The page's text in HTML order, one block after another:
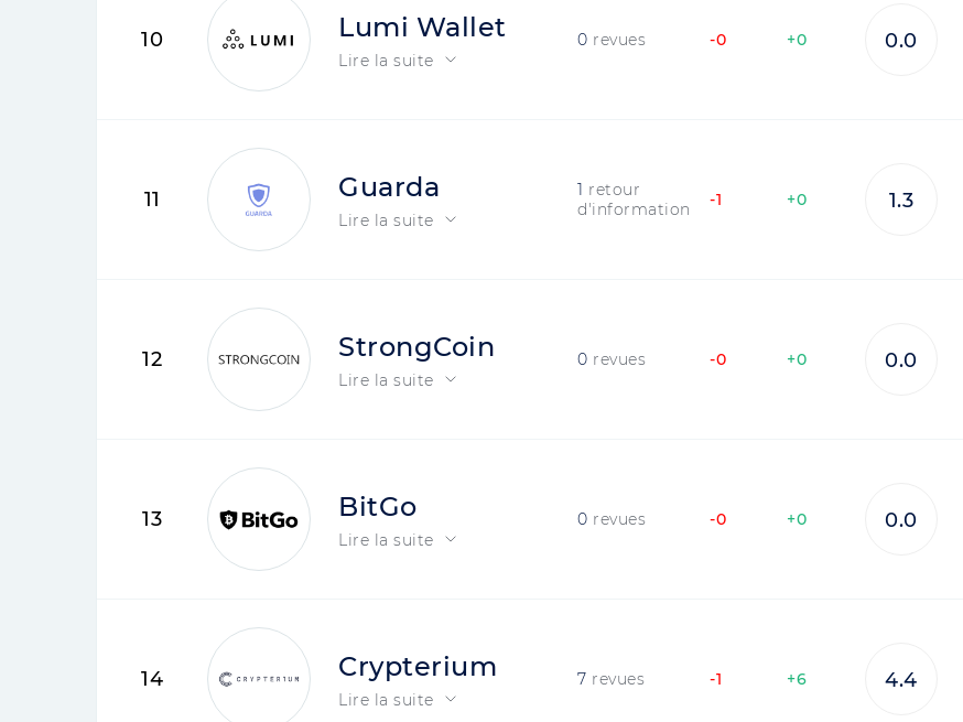
10 Lumi Wallet
Lire la suite
0 revues -0 +0 0.0
11 Guarda
Lire la suite
1 retour
d'information
-1 +0 1.3
12 StrongCoin
Lire la suite
0 revues -0 +0 0.0
13 BitGo
Lire la suite
0 revues -0 +0 0.0
14 Crypterium
Lire la suite
7 revues -1 +6 4.4